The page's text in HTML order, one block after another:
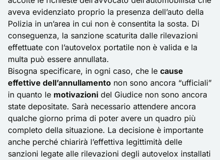
aveva evidenziato proprio la presenza dell’auto della
Polizia in un’area in cui non è consentita la sosta. Di
conseguenza, la sanzione scaturita dalle rilevazioni
effettuate con l’autovelox portatile non è valida e la
multa può essere annullata.
Bisogna specificare, in ogni caso, che le cause
effettive dell’annullamento non sono ancora “ufficiali”
in quanto le motivazioni del Giudice non sono ancora
state depositate. Sarà necessario attendere ancora
qualche giorno prima di poter avere un quadro più
completo della situazione. La decisione è importante
anche perché chiarirà l’effettiva legittimità delle
sanzioni legate alle rilevazioni degli autovelox installati